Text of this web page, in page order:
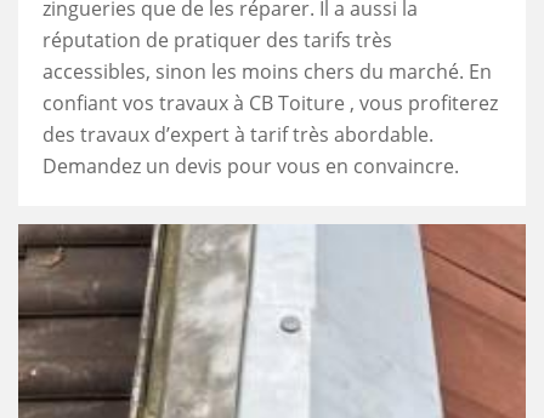
zingueries que de les réparer. Il a aussi la
réputation de pratiquer des tarifs très
accessibles, sinon les moins chers du marché. En
confiant vos travaux à CB Toiture , vous profiterez
des travaux d’expert à tarif très abordable.
Demandez un devis pour vous en convaincre.